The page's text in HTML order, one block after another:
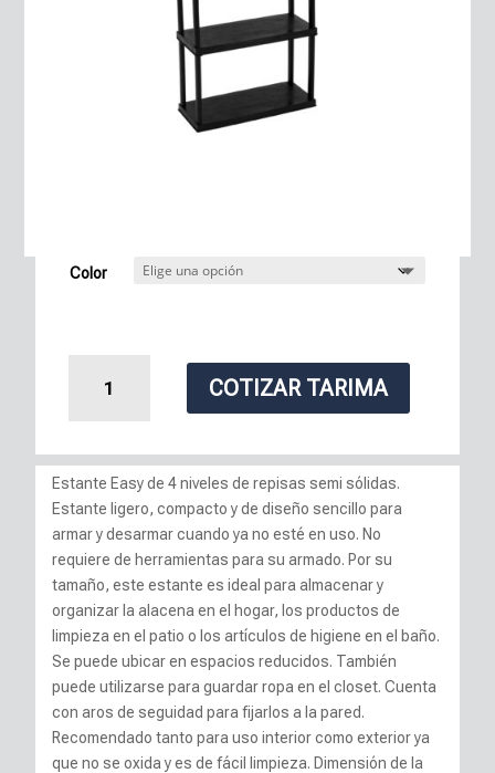
Color
COTIZAR TARIMA
Estante Easy de 4 niveles de repisas semi sólidas.
Estante ligero, compacto y de diseño sencillo para
armar y desarmar cuando ya no esté en uso. No
requiere de herramientas para su armado. Por su
tamaño, este estante es ideal para almacenar y
organizar la alacena en el hogar, los productos de
limpieza en el patio o los artículos de higiene en el baño.
Se puede ubicar en espacios reducidos. También
puede utilizarse para guardar ropa en el closet. Cuenta
con aros de seguidad para fijarlos a la pared.
Recomendado tanto para uso interior como exterior ya
que no se oxida y es de fácil limpieza. Dimensión de la